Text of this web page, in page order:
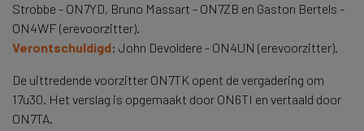
Strobbe - ON7YD, Bruno Massart - ON7ZB en Gaston Bertels -
ON4WF (erevoorzitter).
Verontschuldigd: John Devoldere - ON4UN (erevoorzitter).
De uittredende voorzitter ON7TK opent de vergadering om
17u30. Het verslag is opgemaakt door ON6TI en vertaald door
ON7TA.